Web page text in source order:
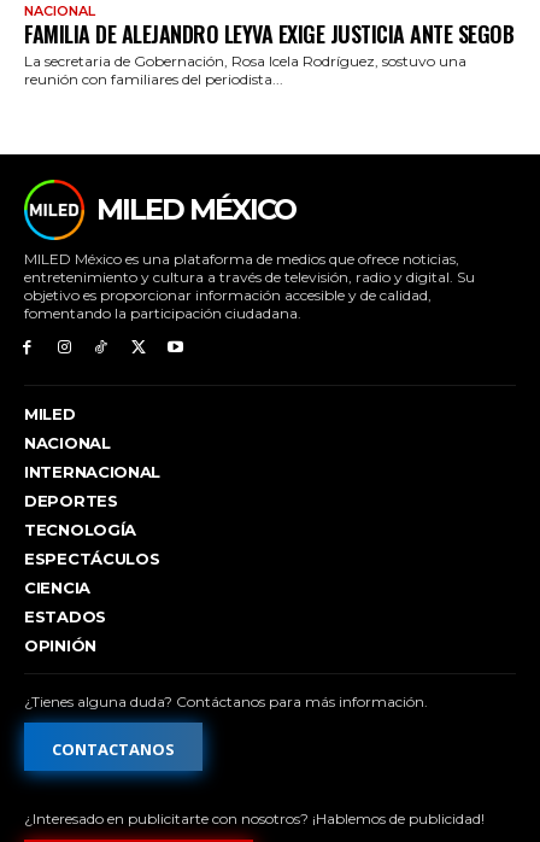
NACIONAL
FAMILIA DE ALEJANDRO LEYVA EXIGE JUSTICIA ANTE SEGOB
La secretaria de Gobernación, Rosa Icela Rodríguez, sostuvo una
reunión con familiares del periodista...
MILED MÉXICO
MILED México es una plataforma de medios que ofrece noticias,
entretenimiento y cultura a través de televisión, radio y digital. Su
objetivo es proporcionar información accesible y de calidad,
fomentando la participación ciudadana.
MILED
NACIONAL
INTERNACIONAL
DEPORTES
TECNOLOGÍA
ESPECTÁCULOS
CIENCIA
ESTADOS
OPINIÓN
¿Tienes alguna duda? Contáctanos para más información.
CONTACTANOS
¿Interesado en publicitarte con nosotros? ¡Hablemos de publicidad!